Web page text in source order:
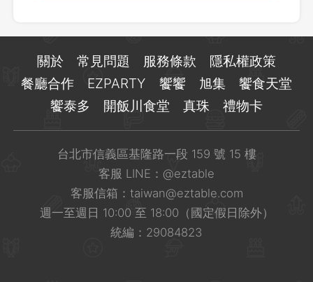
關於 常見問題 服務條款
隱私權政策
餐廳合作
EZPARTY 饗饗 旭集
饗食天堂
饗泰多
開飯川食堂 真珠 禮物卡
台北市信義區基隆路一段 159 號 15 樓
客服 LINE： @eztable
客服信箱： taiwan@eztable.com
週一至週日 10:00 至 18:00（國定假日除外）
統編：29084823